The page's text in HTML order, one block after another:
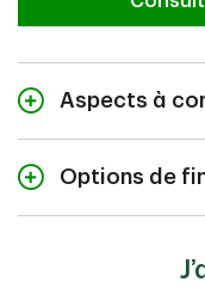
Aspects à
Entreposage
Options de
Prenez
La TD offre